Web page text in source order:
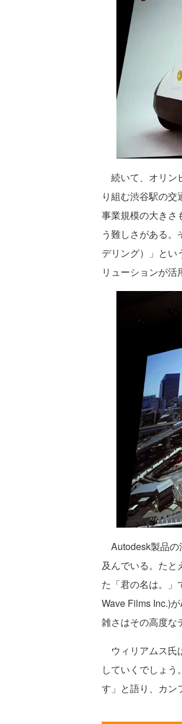
続いて、オリン
り組む渋谷駅の交
事業規模の大きさ
う難しさがある
デリング）」とい
リューションが活
Autodesk製品の
及んでいる。たと
た「君の名は。
Wave Films Inc.)
雑さはその高度な
ウィリアムス氏
していくでしょ
す」と語り、カン